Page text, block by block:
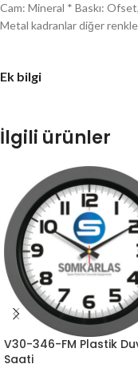
Cam: Mineral * Baskı:
Metal kadranlar diğer
Ek bilgi
İlgili ürünler
V30-346-FM Plastik
Saati